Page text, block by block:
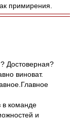
примирения.
Достоверная?
виноват.
в команде
и